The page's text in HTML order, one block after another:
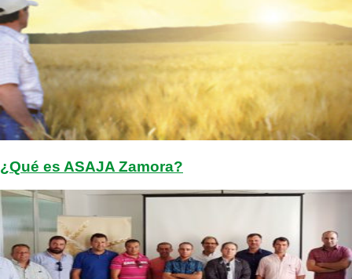
¿Qué es ASAJA Zamora?